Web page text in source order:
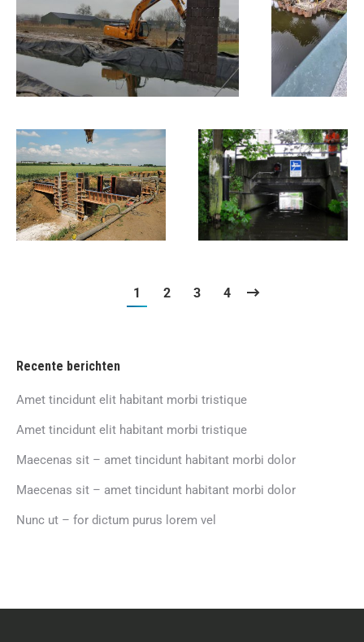
1 2 3 4
Recente berichten
Amet tincidunt elit habitant morbi tristique
Amet tincidunt elit habitant morbi tristique
Maecenas sit – amet tincidunt habitant morbi dolor
Maecenas sit – amet tincidunt habitant morbi dolor
Nunc ut – for dictum purus lorem vel